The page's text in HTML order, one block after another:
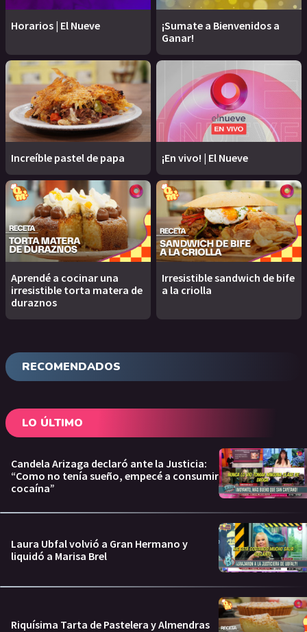
Horarios | El Nueve
¡Sumate a Bienvenidos a
Ganar!
Increíble pastel de papa ¡En vivo! | El Nueve
Aprendé a cocinar una
irresistible torta matera de
duraznos
Irresistible sandwich de bife
a la criolla
RECOMENDADOS
LO ÚLTIMO
Candela Arizaga declaró ante la Justicia:
“Como no tenía sueño, empecé a consumir
cocaína”
Laura Ubfal volvió a Gran Hermano y
liquidó a Marisa Brel
Riquísima Tarta de Pastelera y Almendras